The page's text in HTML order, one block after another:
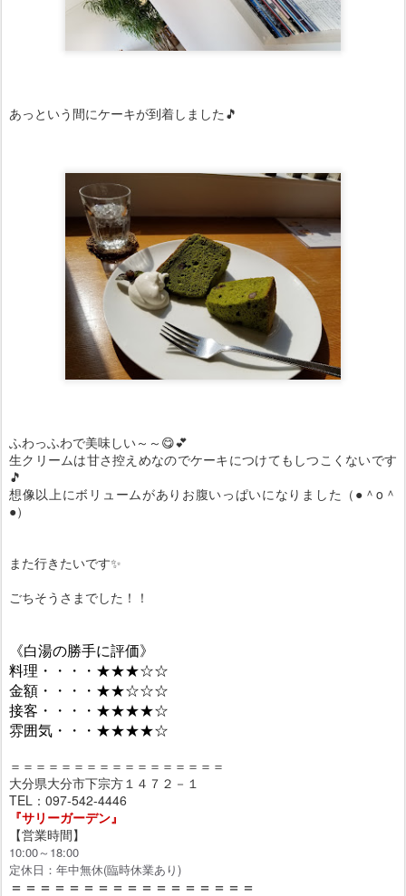
あっという間にケーキが到着しました🎵
ふわっふわで美味しい～～😋💕
生クリームは甘さ控えめなのでケーキにつけてもしつこくないです
🎵
想像以上にボリュームがありお腹いっぱいになりました（●＾o＾
●）
また行きたいです✨
ごちそうさまでした！！
《白湯の勝手に評価》
料理・・・・★★★☆☆
金額・・・・★★☆☆☆
接客・・・・★★★★☆
雰囲気・・・★★★★☆
＝＝＝＝＝＝＝＝＝＝＝＝＝＝＝＝＝
大分県大分市下宗方１４７２－１
TEL：097‐542-4446
『サリーガーデン』
【営業時間】
10:00～18:00
定休日：年中無休(臨時休業あり)
＝＝＝＝＝＝＝＝＝＝＝＝＝＝＝＝＝